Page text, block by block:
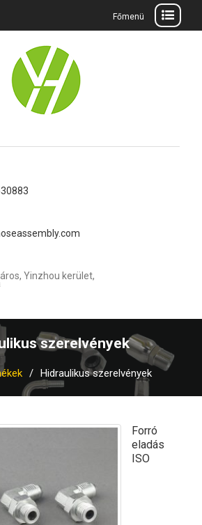
Főmenü
Yinzhou kerület,
szerelvények
Hidraulikus szerelvények
Forró
eladás
ISO